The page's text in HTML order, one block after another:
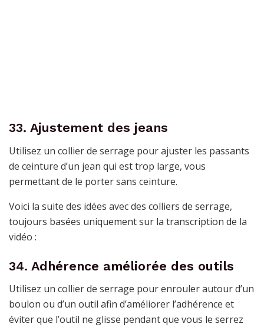
33. Ajustement des jeans
Utilisez un collier de serrage pour ajuster les passants
de ceinture d’un jean qui est trop large, vous
permettant de le porter sans ceinture.
Voici la suite des idées avec des colliers de serrage,
toujours basées uniquement sur la transcription de la
vidéo :
34. Adhérence améliorée des outils
Utilisez un collier de serrage pour enrouler autour d’un
boulon ou d’un outil afin d’améliorer l’adhérence et
éviter que l’outil ne glisse pendant que vous le serrez